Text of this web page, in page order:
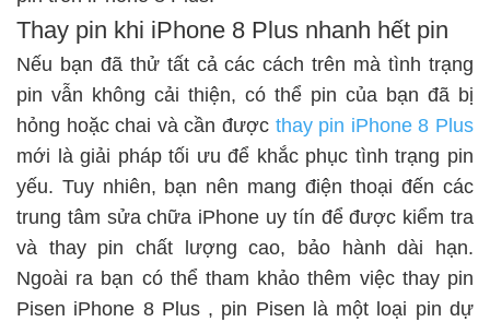
Thay pin khi iPhone 8 Plus nhanh hết pin
Nếu bạn đã thử tất cả các cách trên mà tình trạng
pin vẫn không cải thiện, có thể pin của bạn đã bị
hỏng hoặc chai và cần được thay pin iPhone 8 Plus
mới là giải pháp tối ưu để khắc phục tình trạng pin
yếu. Tuy nhiên, bạn nên mang điện thoại đến các
trung tâm sửa chữa iPhone uy tín để được kiểm tra
và thay pin chất lượng cao, bảo hành dài hạn.
Ngoài ra bạn có thể tham khảo thêm việc thay pin
Pisen iPhone 8 Plus , pin Pisen là một loại pin dự